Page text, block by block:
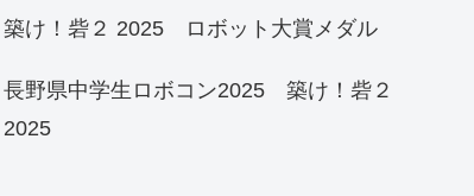
築け！砦２ 2025 ロボット大賞メダル
長野県中学生ロボコン2025 築け！砦２
2025